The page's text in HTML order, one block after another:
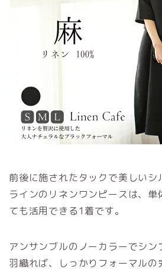
前後に施されたタックで美しいシ
ラインのリネンワンピースは、単
ても活用できる1着です。
アンサンブルのノーカラーでシン
羽織れば、しっかりフォーマルの